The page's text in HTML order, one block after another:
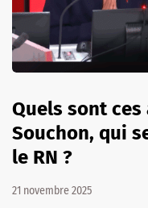
Quels sont
Souchon, qui
le RN ?
21 novembre 2025